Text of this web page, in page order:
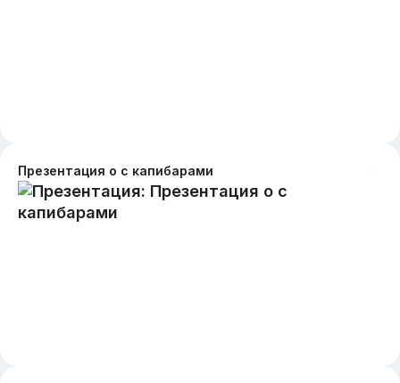
Презентация о с капибарами